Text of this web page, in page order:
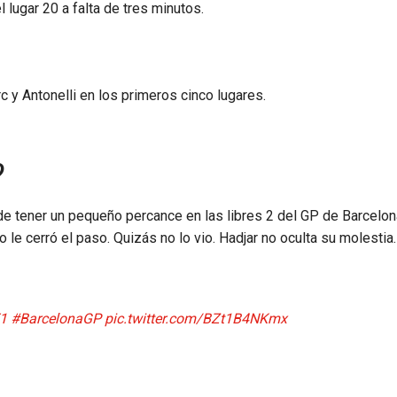
lugar 20 a falta de tres minutos.
y Antonelli en los primeros cinco lugares.
tener un pequeño percance en las libres 2 del GP de
cerró el paso. Quizás no lo vio. Hadjar no oculta su molestia.
#BarcelonaGP pic.twitter.com/BZt1B4NKmx